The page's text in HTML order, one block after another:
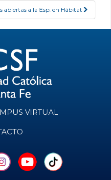
abiertas a la Esp. en Hábitat
VIRTUAL